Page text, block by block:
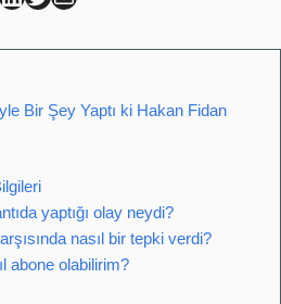
Bir Şey Yaptı ki Hakan Fidan
yaptığı olay neydi?
nasıl bir tepki verdi?
abone olabilirim?